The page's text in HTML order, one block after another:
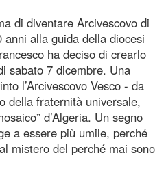
di diventare Arcivescovo di
alla guida della diocesi
ha deciso di crearlo
sabato 7 dicembre. Una
l’Arcivescovo Vesco - da
della fraternità universale,
d’Algeria. Un segno
a essere più umile, perché
mistero del perché mai sono